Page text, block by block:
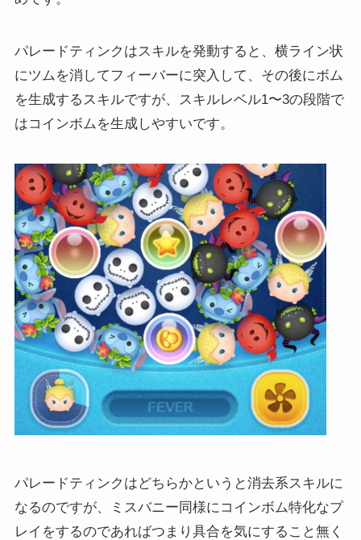
パレードティンクはスキルを発動すると、横ライン状
にツムを消してフィーバーに突入して、その後にボム
を生成するスキルですが、スキルレベル1〜3の段階で
はコインボムを生成しやすいです。
パレードティンクはどちらかというと消去系スキルに
なるのですが、ミスバニー同様にコインボム特化なプ
レイをするのであればつまり具合を気にすること無く